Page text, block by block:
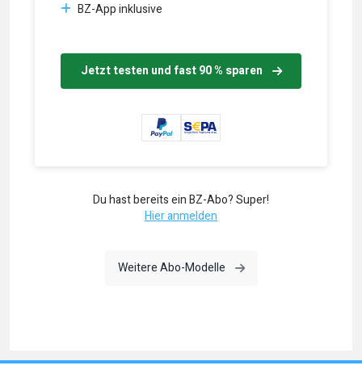
BZ-App inklusive
Jetzt testen und fast 90 % sparen
Du hast bereits ein BZ-Abo? Super!
Hier anmelden
Weitere Abo-Modelle